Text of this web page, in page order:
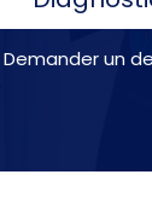
Demander un